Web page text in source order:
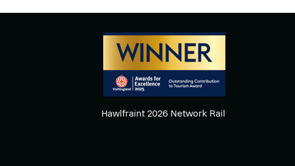
Hawlfraint 2026 Network Rail